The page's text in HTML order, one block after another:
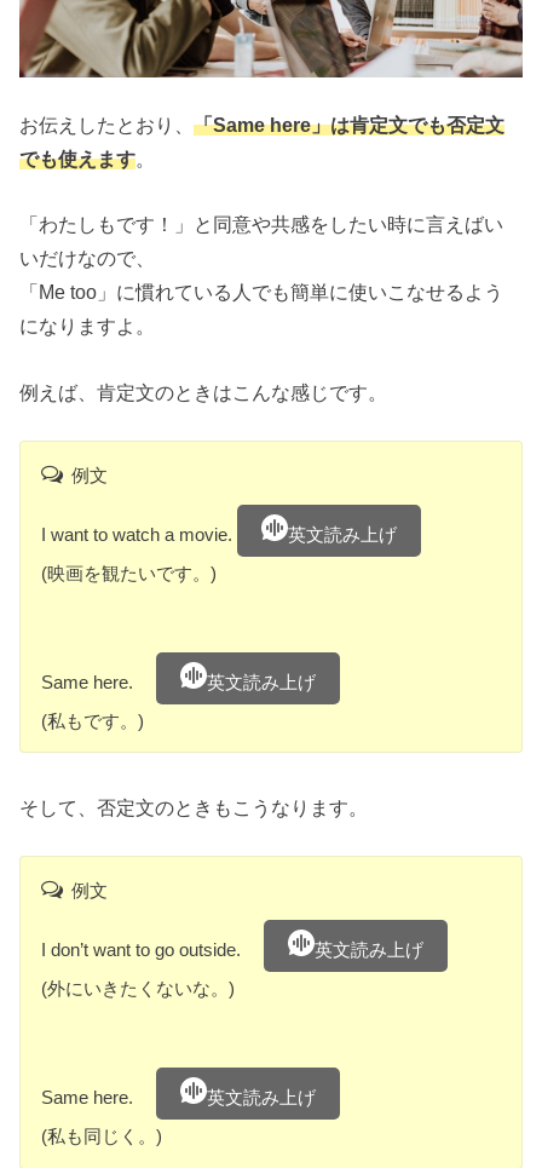
お伝えしたとおり、「Same here」は肯定文でも否定文
でも使えます。
「わたしもです！」と同意や共感をしたい時に言えばい
いだけなので、
「Me too」に慣れている人でも簡単に使いこなせるよう
になりますよ。
例えば、肯定文のときはこんな感じです。
例文
I want to watch a movie. 英文読み上げ
(映画を観たいです。)
Same here. 英文読み上げ
(私もです。)
そして、否定文のときもこうなります。
例文
I don’t want to go outside. 英文読み上げ
(外にいきたくないな。)
Same here. 英文読み上げ
(私も同じく。)